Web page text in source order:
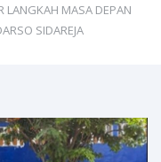
LANGKAH MASA DEPAN
SIDAREJA